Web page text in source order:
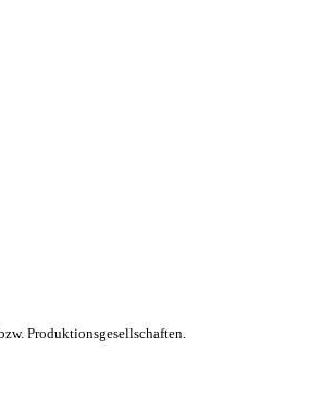
Produktionsgesellschaften.